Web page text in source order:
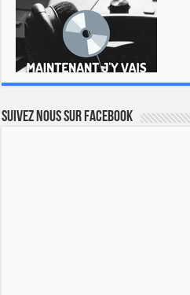
Suivez nous sur Facebook